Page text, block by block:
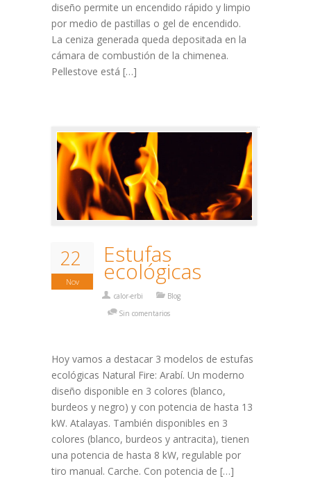
diseño permite un encendido rápido y limpio
por medio de pastillas o gel de encendido.
La ceniza generada queda depositada en la
cámara de combustión de la chimenea.
Pellestove está […]
22
Nov
Estufas
ecológicas
calor-erbi
Blog
Sin comentarios
Hoy vamos a destacar 3 modelos de estufas
ecológicas Natural Fire: Arabí. Un moderno
diseño disponible en 3 colores (blanco,
burdeos y negro) y con potencia de hasta 13
kW. Atalayas. También disponibles en 3
colores (blanco, burdeos y antracita), tienen
una potencia de hasta 8 kW, regulable por
tiro manual. Carche. Con potencia de […]